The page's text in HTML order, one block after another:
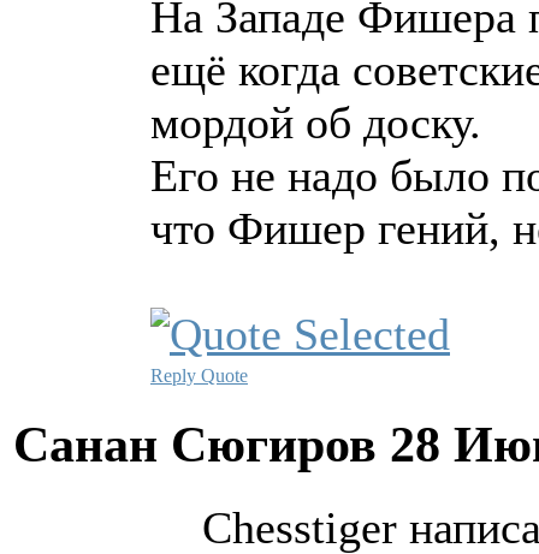
На Западе Фишера
ещё когда
мордой об доску.
Его не надо было
что Фишер гений,
Reply Quote
Санан Сюгиров 28
Chesstiger